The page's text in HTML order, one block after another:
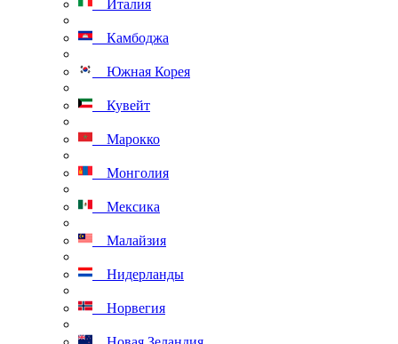
Италия
Камбоджа
Южная Корея
Кувейт
Марокко
Монголия
Мексика
Малайзия
Нидерланды
Норвегия